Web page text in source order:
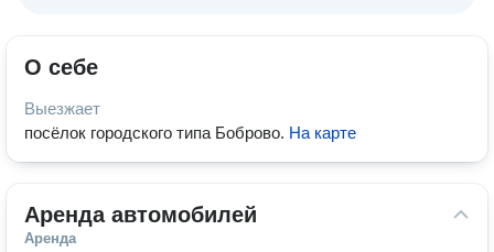
О себе
Выезжает
посёлок городского типа Боброво. На карте
Аренда автомобилей
Аренда